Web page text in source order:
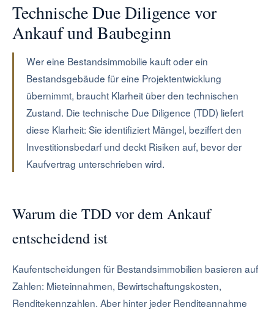
Technische Due Diligence vor
Ankauf und Baubeginn
Wer eine Bestandsimmobilie kauft oder ein
Bestandsgebäude für eine Projektentwicklung
übernimmt, braucht Klarheit über den technischen
Zustand. Die technische Due Diligence (TDD) liefert
diese Klarheit: Sie identifiziert Mängel, beziffert den
Investitionsbedarf und deckt Risiken auf, bevor der
Kaufvertrag unterschrieben wird.
Warum die TDD vor dem Ankauf
entscheidend ist
Kaufentscheidungen für Bestandsimmobilien basieren auf
Zahlen: Mieteinnahmen, Bewirtschaftungskosten,
Renditekennzahlen. Aber hinter jeder Renditeannahme